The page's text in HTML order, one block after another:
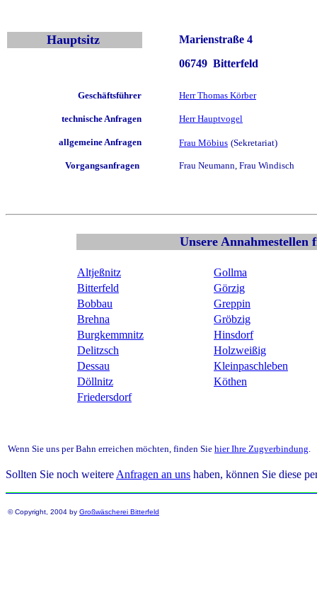
Hauptsitz
Marienstraße 4
06749 Bitterfeld
Geschäftsführer Herr Thomas Körber
technische Anfragen Herr Hauptvogel
allgemeine Anfragen Frau Möbius (Sekretariat)
Vorgangsanfragen Frau Neumann, Frau Windisch
Unsere Annahmestellen
Altjeßnitz
Gollma
Bitterfeld
Görzig
Bobbau
Greppin
Brehna
Gröbzig
Burgkemmnitz
Hinsdorf
Delitzsch
Holzweißig
Dessau
Kleinpaschleben
Döllnitz
Köthen
Friedersdorf
Wenn Sie uns per Bahn erreichen möchten, finden Sie hier Ihre Zugverbindung.
Sollten Sie noch weitere Anfragen an uns haben, können Sie diese
© Copyright, 2004 by Großwäscherei Bitterfeld